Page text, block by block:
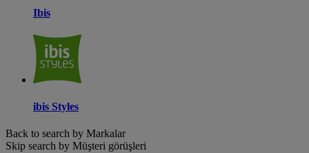
Ibis
ibis Styles
Back to search by Markalar
Skip search by Müşteri görüşleri